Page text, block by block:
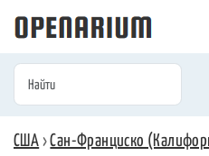
США ›Сан-Франциско